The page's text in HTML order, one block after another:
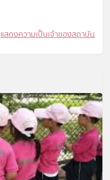
แสดงความเป็นเจ้าของสถาบัน